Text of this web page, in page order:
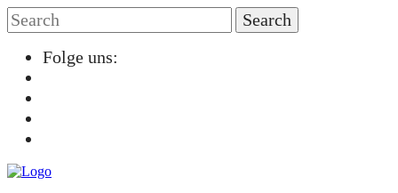
Folge uns: